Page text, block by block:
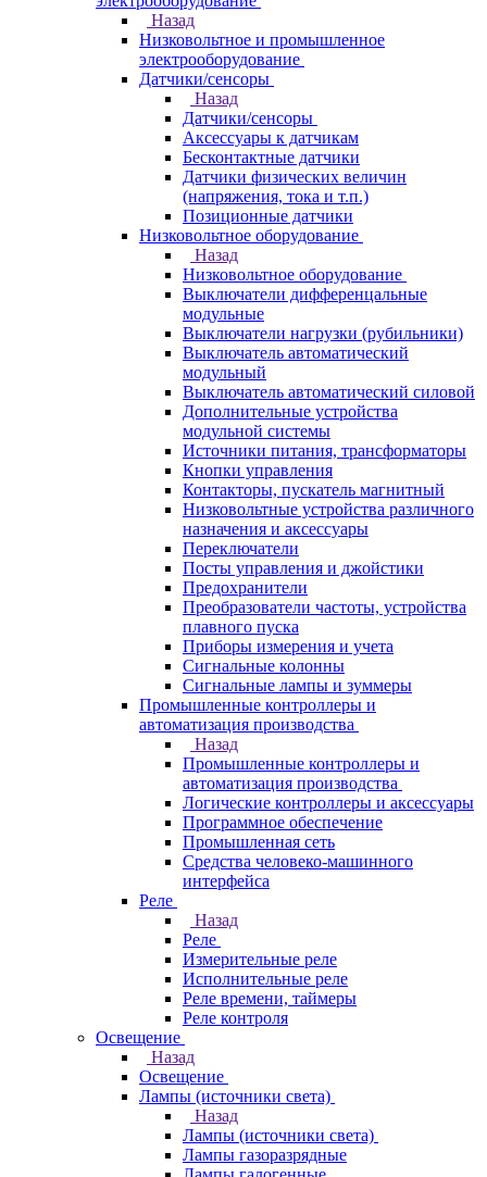
Назад
Низковольтное и промышленное
электрооборудование
Датчики/сенсоры
Назад
Датчики/сенсоры
Аксессуары к датчикам
Бесконтактные датчики
Датчики физических величин
(напряжения, тока и т.п.)
Позиционные датчики
Низковольтное оборудование
Назад
Низковольтное оборудование
Выключатели дифференцальные
модульные
Выключатели нагрузки (рубильники)
Выключатель автоматический
модульный
Выключатель автоматический силовой
Дополнительные устройства
модульной системы
Источники питания, трансформаторы
Кнопки управления
Контакторы, пускатель магнитный
Низковольтные устройства различного
назначения и аксессуары
Переключатели
Посты управления и джойстики
Предохранители
Преобразователи частоты, устройства
плавного пуска
Приборы измерения и учета
Сигнальные колонны
Сигнальные лампы и зуммеры
Промышленные контроллеры и
автоматизация производства
Назад
Промышленные контроллеры и
автоматизация производства
Логические контроллеры и аксессуары
Программное обеспечение
Промышленная сеть
Средства человеко-машинного
интерфейса
Реле
Назад
Реле
Измерительные реле
Исполнительные реле
Реле времени, таймеры
Реле контроля
Освещение
Назад
Освещение
Лампы (источники света)
Назад
Лампы (источники света)
Лампы газоразрядные